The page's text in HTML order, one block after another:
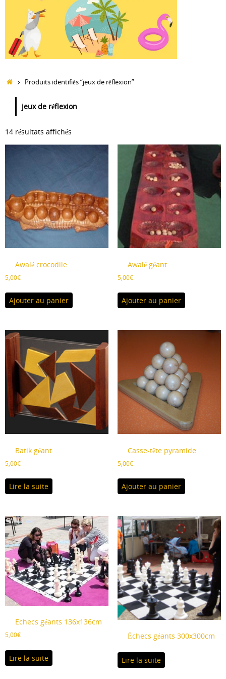
AccueilProduits identifiés “jeux de réflexion”
jeux de réflexion
14 résultats affichés
Awalé crocodile
5,00€
Ajouter au panier
Awalé géant
5,00€
Ajouter au panier
Batik géant
5,00€
Lire la suite
Casse-tête pyramide
5,00€
Ajouter au panier
Echecs géants 136x136cm
5,00€
Lire la suite
Échecs géants 300x300cm
Lire la suite